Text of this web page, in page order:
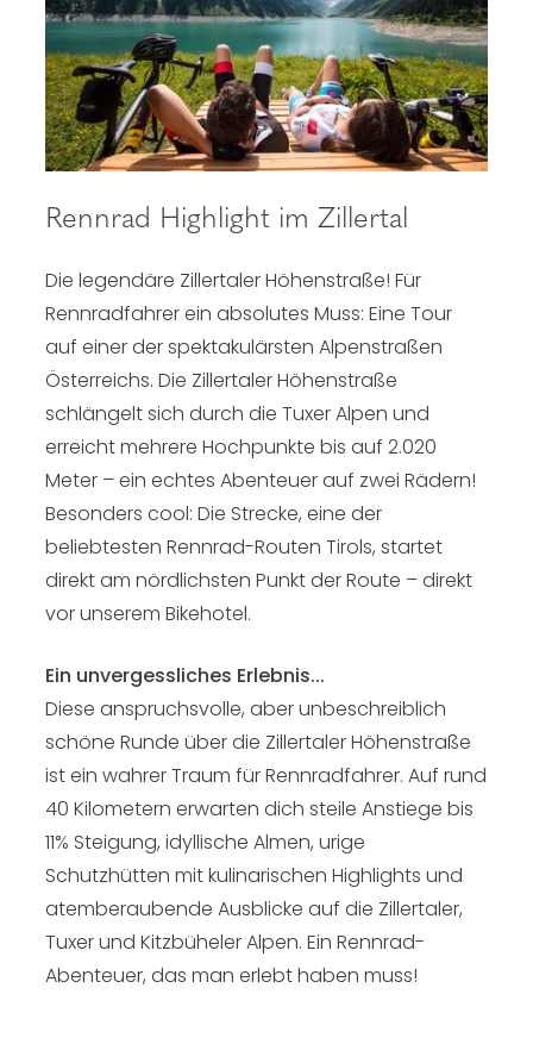
Rennrad Highlight im Zillertal
Die legendäre Zillertaler Höhenstraße! Für
Rennradfahrer ein absolutes Muss: Eine Tour
auf einer der spektakulärsten Alpenstraßen
Österreichs. Die Zillertaler Höhenstraße
schlängelt sich durch die Tuxer Alpen und
erreicht mehrere Hochpunkte bis auf 2.020
Meter – ein echtes Abenteuer auf zwei Rädern!
Besonders cool: Die Strecke, eine der
beliebtesten Rennrad-Routen Tirols, startet
direkt am nördlichsten Punkt der Route – direkt
vor unserem Bikehotel.
Ein unvergessliches Erlebnis...
Diese anspruchsvolle, aber unbeschreiblich
schöne Runde über die Zillertaler Höhenstraße
ist ein wahrer Traum für Rennradfahrer. Auf rund
40 Kilometern erwarten dich steile Anstiege bis
11% Steigung, idyllische Almen, urige
Schutzhütten mit kulinarischen Highlights und
atemberaubende Ausblicke auf die Zillertaler,
Tuxer und Kitzbüheler Alpen. Ein Rennrad-
Abenteuer, das man erlebt haben muss!